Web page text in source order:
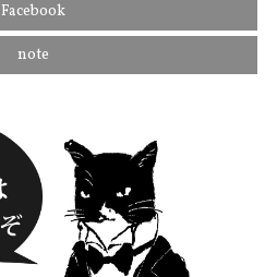
Facebook
note